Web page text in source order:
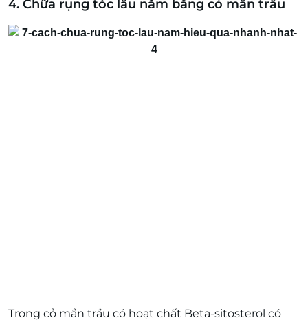
4. Chữa rụng tóc lâu năm bằng cỏ mần trầu
Trong cỏ mần trầu có hoạt chất Beta-sitosterol có